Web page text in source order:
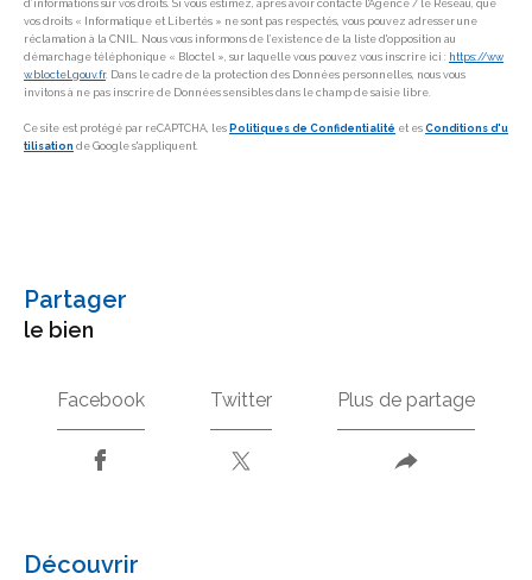
d’informations sur vos droits. Si vous estimez, après avoir contacté l'Agence / le Réseau, que
vos droits « Informatique et Libertés » ne sont pas respectés, vous pouvez adresser une
réclamation à la CNIL. Nous vous informons de l’existence de la liste d'opposition au
démarchage téléphonique « Bloctel », sur laquelle vous pouvez vous inscrire ici : https://ww
w.bloctel.gouv.fr. Dans le cadre de la protection des Données personnelles, nous vous
invitons à ne pas inscrire de Données sensibles dans le champ de saisie libre.
Ce site est protégé par reCAPTCHA, les Politiques de Confidentialité et es Conditions d'u
tilisation de Google s'appliquent.
partager
le bien
Facebook Twitter Plus de partage
découvrir